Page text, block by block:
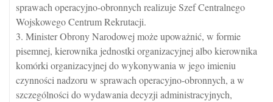
sprawach operacyjno-obronnych realizuje Szef Centralnego
Wojskowego Centrum Rekrutacji.
3. Minister Obrony Narodowej może upoważnić, w formie
pisemnej, kierownika jednostki organizacyjnej albo kierownika
komórki organizacyjnej do wykonywania w jego imieniu
czynności nadzoru w sprawach operacyjno-obronnych, a w
szczególności do wydawania decyzji administracyjnych,